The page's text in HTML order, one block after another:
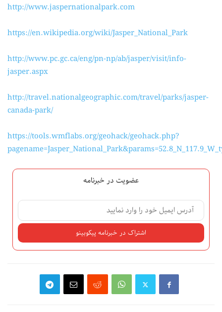
http://www.jaspernationalpark.com
https://en.wikipedia.org/wiki/Jasper_National_Park
http://www.pc.gc.ca/eng/pn-np/ab/jasper/visit/info-
jasper.aspx
http://travel.nationalgeographic.com/travel/parks/jasper-
canada-park/
https://tools.wmflabs.org/geohack/geohack.php?
عضویت در خبرنامه